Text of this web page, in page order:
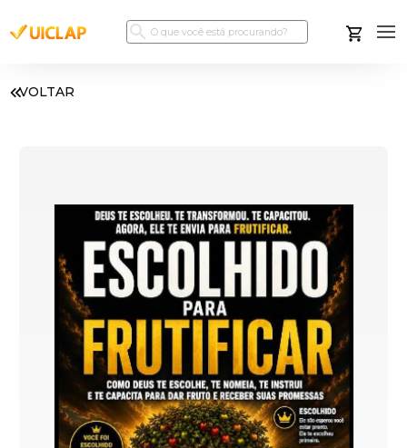
VOLTAR